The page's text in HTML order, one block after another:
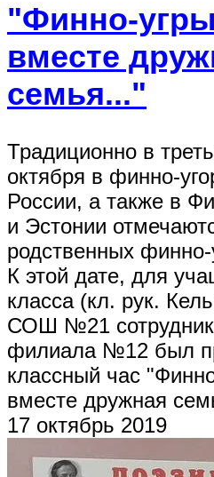
"Финно-
вместе
семья..."
Традиционно в
октября в финно-
России, а также в
и Эстонии
родственных финно-
К этой дате, для
класса (кл. рук.
СОШ №21
филиала №12 был
классный час
вместе дружная
17 октябрь 2019